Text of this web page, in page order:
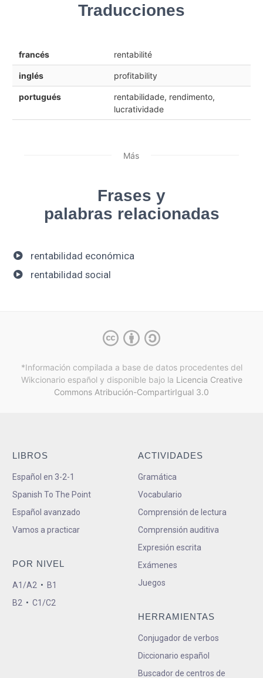
Traducciones
francés rentabilité
inglés profitability
portugués
rentabilidade, rendimento,
lucratividade
Más
Frases y
palabras relacionadas
rentabilidad económica
rentabilidad social
*Información compilada a base de datos procedentes del
Wikcionario español y disponible bajo la Licencia Creative
Commons Atribución-CompartirIgual 3.0
LIBROS
Español en 3-2-1
Spanish To The Point
Español avanzado
Vamos a practicar
POR NIVEL
A1/A2 • B1
B2 • C1/C2
ACTIVIDADES
Gramática
Vocabulario
Comprensión de lectura
Comprensión auditiva
Expresión escrita
Exámenes
Juegos
HERRAMIENTAS
Conjugador de verbos
Diccionario español
Buscador de centros de